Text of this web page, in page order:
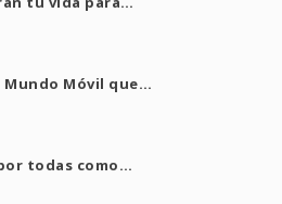
Mundo Móvil que…
todas como…